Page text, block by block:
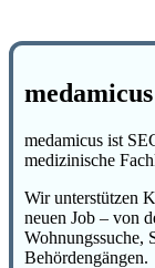
medamicus
medamicus ist
medizinische
Wir unterstützen
neuen Job – von
Wohnungssuche,
Behördengängen.